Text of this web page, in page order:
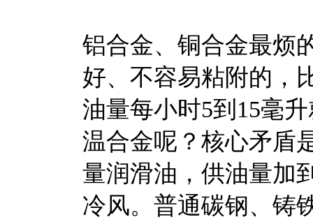
铝合金、铜合金最烦
好、不容易粘附的，
油量每小时5到15毫
温合金呢？核心矛盾
量润滑油，供油量加
冷风。普通碳钢、铸